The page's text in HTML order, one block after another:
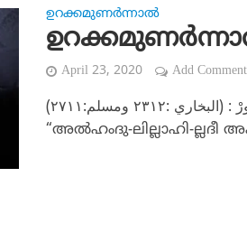
ഉറക്കമുണര്‍ന്നാല്‍
April 23, 2020 Add Comment
اَلْحَمْدُ لِلّهِ الّذِي أَحْيَانَا بَعْدَ مَا أَمَاتَنَا وَإِلَيْهِ النُّشُورْ : (البخاري :٢٣١٢ ومسلم:٢٧١١)
“അല്‍ഹംദു-ലില്ലാഹി-